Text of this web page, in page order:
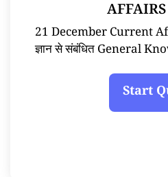
21 December Current
ज्ञान से संबंधित General